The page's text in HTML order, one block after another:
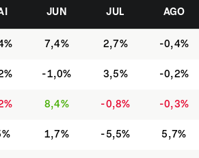
JUN JUL AGO
7,4% 2,7% -0,4%
-1,0% 3,5% -0,2%
8,4% -0,8% -0,3%
1,7% -5,5% 5,7%